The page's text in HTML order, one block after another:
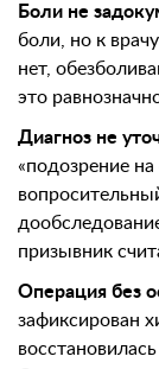
Боли не
боли, но к
нет,
это
Диагноз не
«подозрение
призывник
Операция без
зафиксирован